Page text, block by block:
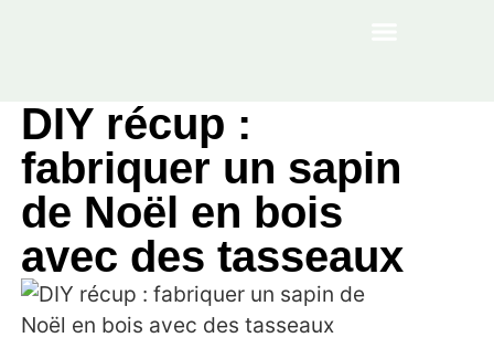
DIY récup :
fabriquer un sapin
de Noël en bois
avec des tasseaux